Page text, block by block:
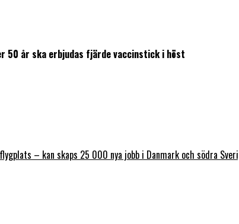
50 år ska erbjudas fjärde vaccinstick i höst
– kan skaps 25 000 nya jobb i Danmark och södra